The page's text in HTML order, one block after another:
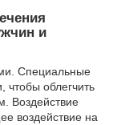
и
Специальные
чтобы облегчить
Воздействие
воздействие на